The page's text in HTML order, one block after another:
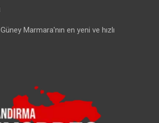
Marmara'nın en yeni ve hızlı